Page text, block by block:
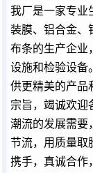
我厂是一家专业
装膜、铝合金、
布条的生产企业
设施和检验设备
供更精美的产品
宗旨，竭诚欢迎
潮流的发展需要
节流，用质量取
携手，真诚合作